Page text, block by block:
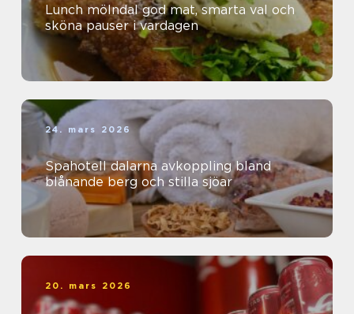
Lunch mölndal god mat, smarta val och
sköna pauser i vardagen
24. mars 2026
Spahotell dalarna avkoppling bland
blånande berg och stilla sjöar
20. mars 2026